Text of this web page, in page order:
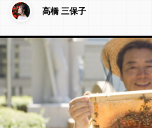
高橋 三保子